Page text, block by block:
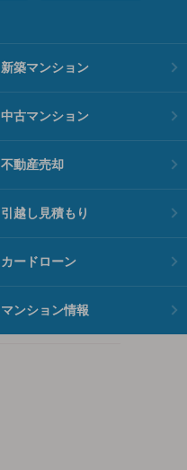
新築マンション
中古マンション
不動産売却
引越し見積もり
カードローン
マンション情報